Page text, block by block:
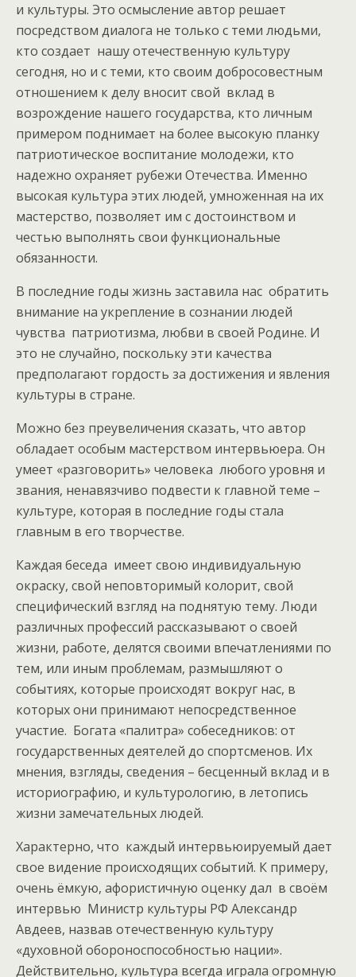
и культуры. Это осмысление автор решает
посредством диалога не только с теми людьми,
кто создает нашу отечественную культуру
сегодня, но и с теми, кто своим добросовестным
отношением к делу вносит свой вклад в
возрождение нашего государства, кто личным
примером поднимает на более высокую планку
патриотическое воспитание молодежи, кто
надежно охраняет рубежи Отечества. Именно
высокая культура этих людей, умноженная на их
мастерство, позволяет им с достоинством и
честью выполнять свои функциональные
обязанности.
В последние годы жизнь заставила нас обратить
внимание на укрепление в сознании людей
чувства патриотизма, любви в своей Родине. И
это не случайно, поскольку эти качества
предполагают гордость за достижения и явления
культуры в стране.
Можно без преувеличения сказать, что автор
обладает особым мастерством интервьюера. Он
умеет «разговорить» человека любого уровня и
звания, ненавязчиво подвести к главной теме –
культуре, которая в последние годы стала
главным в его творчестве.
Каждая беседа имеет свою индивидуальную
окраску, свой неповторимый колорит, свой
специфический взгляд на поднятую тему. Люди
различных профессий рассказывают о своей
жизни, работе, делятся своими впечатлениями по
тем, или иным проблемам, размышляют о
событиях, которые происходят вокруг нас, в
которых они принимают непосредственное
участие. Богата «палитра» собеседников: от
государственных деятелей до спортсменов. Их
мнения, взгляды, сведения – бесценный вклад и в
историографию, и культурологию, в летопись
жизни замечательных людей.
Характерно, что каждый интервьюируемый дает
свое видение происходящих событий. К примеру,
очень ёмкую, афористичную оценку дал в своём
интервью Министр культуры РФ Александр
Авдеев, назвав отечественную культуру
«духовной обороноспособностью нации».
Действительно, культура всегда играла огромную